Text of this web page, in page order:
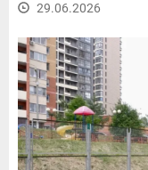
29.06.2026